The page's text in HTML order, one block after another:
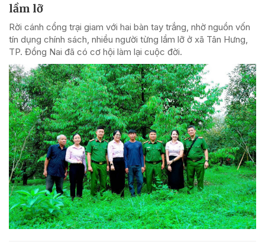
lầm lỡ
Rời cánh cổng trại giam với hai bàn tay trắng, nhờ nguồn vốn
tín dụng chính sách, nhiều người từng lầm lỡ ở xã Tân Hưng,
TP. Đồng Nai đã có cơ hội làm lại cuộc đời.